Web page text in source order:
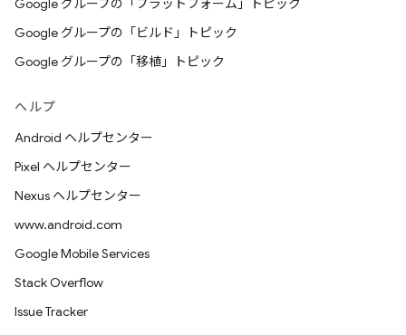
Google グループの「プラットフォーム」トピック
Google グループの「ビルド」トピック
Google グループの「移植」トピック
ヘルプ
Android ヘルプセンター
Pixel ヘルプセンター
Nexus ヘルプセンター
www.android.com
Google Mobile Services
Stack Overflow
Issue Tracker